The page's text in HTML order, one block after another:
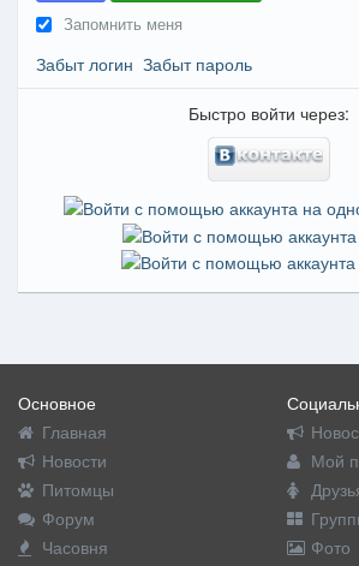
Запомнить меня
Забыт логин Забыт пароль
Быстро войти через:
Основное
Главная
Новости
Питомцы
Форум
Часовня
Мой
Фото